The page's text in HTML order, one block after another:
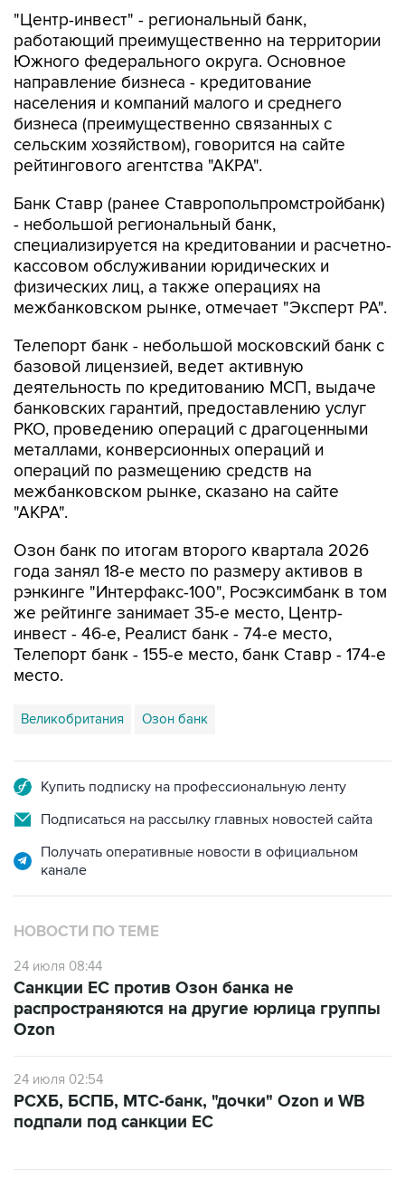
"Центр-инвест" - региональный банк,
работающий преимущественно на территории
Южного федерального округа. Основное
направление бизнеса - кредитование
населения и компаний малого и среднего
бизнеса (преимущественно связанных с
сельским хозяйством), говорится на сайте
рейтингового агентства "АКРА".
Банк Ставр (ранее Ставропольпромстройбанк)
- небольшой региональный банк,
специализируется на кредитовании и расчетно-
кассовом обслуживании юридических и
физических лиц, а также операциях на
межбанковском рынке, отмечает "Эксперт РА".
Телепорт банк - небольшой московский банк с
базовой лицензией, ведет активную
деятельность по кредитованию МСП, выдаче
банковских гарантий, предоставлению услуг
РКО, проведению операций с драгоценными
металлами, конверсионных операций и
операций по размещению средств на
межбанковском рынке, сказано на сайте
"АКРА".
Озон банк по итогам второго квартала 2026
года занял 18-е место по размеру активов в
рэнкинге "Интерфакс-100", Росэксимбанк в том
же рейтинге занимает 35-е место, Центр-
инвест - 46-е, Реалист банк - 74-е место,
Телепорт банк - 155-е место, банк Ставр - 174-е
место.
Великобритания Озон банк
Купить подписку на профессиональную ленту
Подписаться на рассылку главных новостей сайта
Получать оперативные новости в официальном
канале
НОВОСТИ ПО ТЕМЕ
24 июля 08:44
Санкции ЕС против Озон банка не
распространяются на другие юрлица группы
Ozon
24 июля 02:54
РСХБ, БСПБ, МТС-банк, "дочки" Ozon и WB
подпали под санкции ЕС